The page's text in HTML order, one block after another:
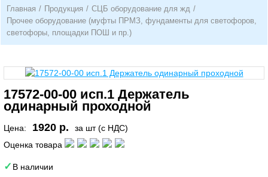
Главная / Продукция / СЦБ оборудование для жд /
Прочее оборудование (муфты ПРМЗ, фундаменты для светофоров,
светофоры, площадки ПОШ и пр.)
17572-00-00 исп.1 Держатель
одинарный проходной
Цена: 1920 р.
за шт (с НДС)
Оценка товара
В наличии